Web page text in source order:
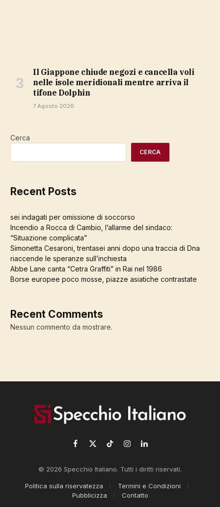
Il Giappone chiude negozi e cancella voli
nelle isole meridionali mentre arriva il
tifone Dolphin
7 Agosto 2026
Cerca
CERCA
Recent Posts
sei indagati per omissione di soccorso
Incendio a Rocca di Cambio, l’allarme del sindaco:
“Situazione complicata”
Simonetta Cesaroni, trentasei anni dopo una traccia di Dna
riaccende le speranze sull’inchiesta
Abbe Lane canta “Cetra Graffiti” in Rai nel 1986
Borse europee poco mosse, piazze asiatiche contrastate
Recent Comments
Nessun commento da mostrare.
Facebook
X
TikTokInstagramLinkedIn
© 2026 Specchio Italiano. Tutti i diritti riservati.
Politica sulla riservatezza
Termini e Condizioni
Pubblicizza
Contatto